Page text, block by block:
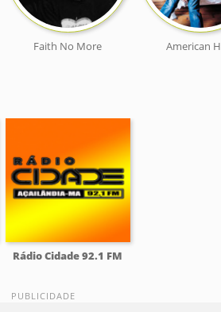
Faith No More American
Rádio Cidade 92.1 FM